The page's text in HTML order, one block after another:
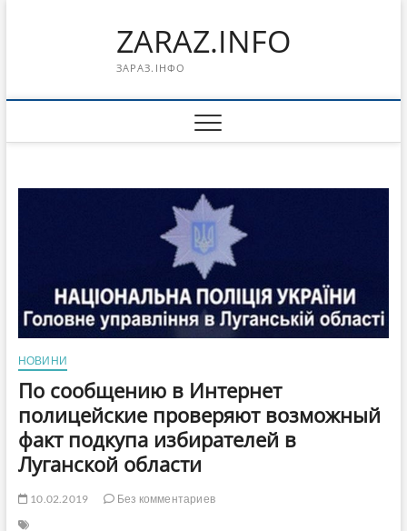
ZARAZ.INFO
ЗАРАЗ.ІНФО
НОВИНИ
По сообщению в Интернет
полицейские проверяют возможный
факт подкупа избирателей в
Луганской области
10.02.2019 Без комментариев